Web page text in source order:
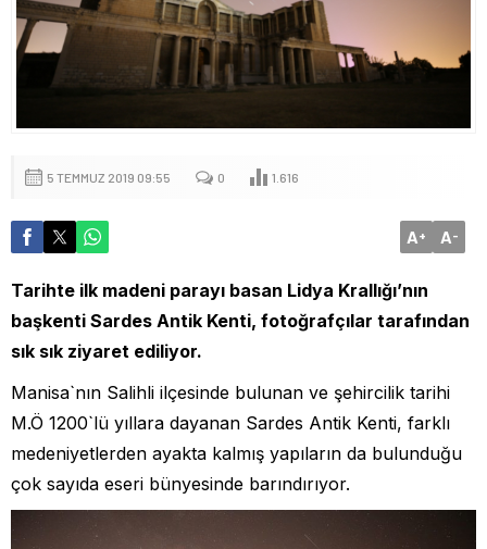
5 TEMMUZ 2019 09:55 0 1.616
A+ A-
Tarihte ilk madeni parayı basan Lidya Krallığı’nın
başkenti Sardes Antik Kenti, fotoğrafçılar tarafından
sık sık ziyaret ediliyor.
Manisa`nın Salihli ilçesinde bulunan ve şehircilik tarihi
M.Ö 1200`lü yıllara dayanan Sardes Antik Kenti, farklı
medeniyetlerden ayakta kalmış yapıların da bulunduğu
çok sayıda eseri bünyesinde barındırıyor.